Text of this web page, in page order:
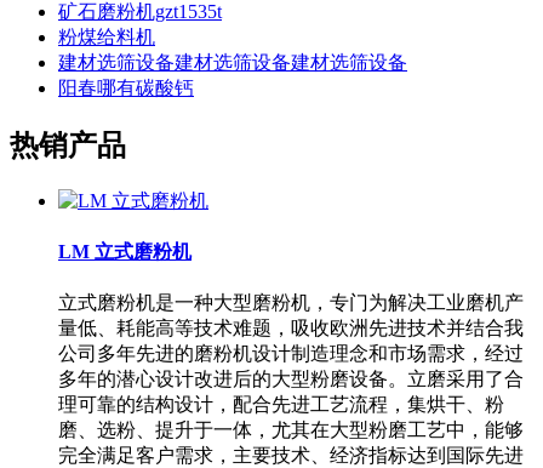
矿石磨粉机gzt1535t
粉煤给料机
建材选筛设备建材选筛设备建材选筛设备
阳春哪有碳酸钙
热销产品
LM 立式磨粉机
立式磨粉机是一种大型磨粉机，专门为解决工业磨机产
量低、耗能高等技术难题，吸收欧洲先进技术并结合我
公司多年先进的磨粉机设计制造理念和市场需求，经过
多年的潜心设计改进后的大型粉磨设备。立磨采用了合
理可靠的结构设计，配合先进工艺流程，集烘干、粉
磨、选粉、提升于一体，尤其在大型粉磨工艺中，能够
完全满足客户需求，主要技术、经济指标达到国际先进